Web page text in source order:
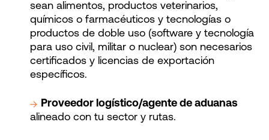
sean alimentos, productos veterinarios,
químicos o farmacéuticos y tecnologías o
productos de doble uso (software y tecnología
para uso civil, militar o nuclear) son necesarios
certificados y licencias de exportación
específicos.
Proveedor logístico/agente de aduanas
alineado con tu sector y rutas.